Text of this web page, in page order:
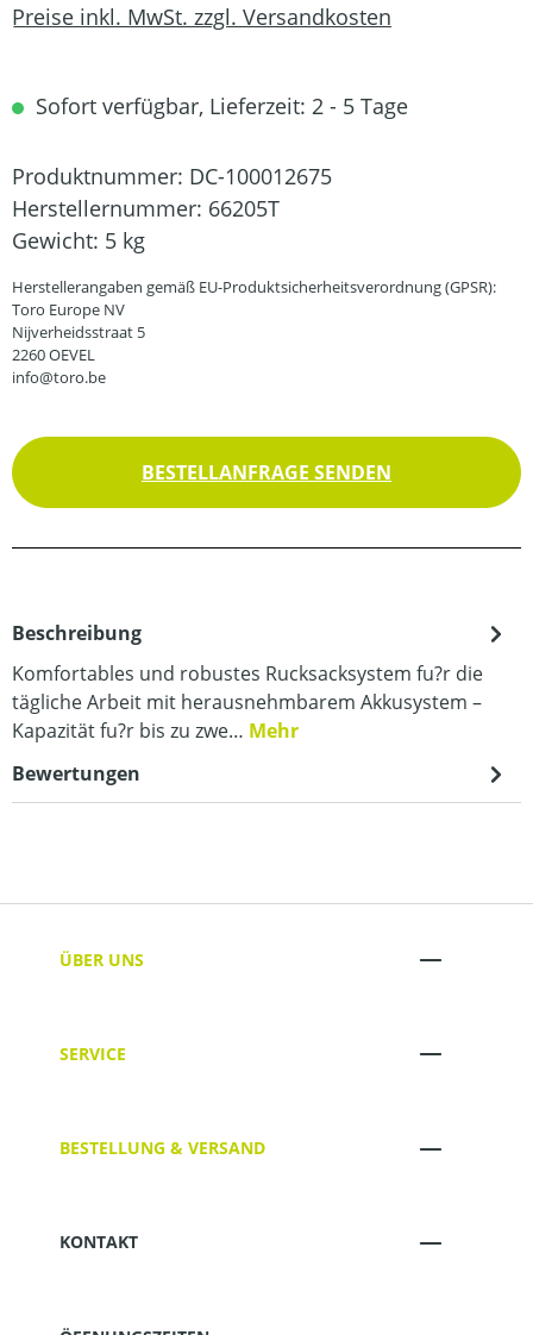
Preise inkl. MwSt. zzgl. Versandkosten
Sofort verfügbar, Lieferzeit: 2 - 5 Tage
Produktnummer: DC-100012675
Herstellernummer: 66205T
Gewicht: 5 kg
Herstellerangaben gemäß EU-Produktsicherheitsverordnung (GPSR):
Toro Europe NV
Nijverheidsstraat 5
2260 OEVEL
info@toro.be
BESTELLANFRAGE SENDEN
Beschreibung
Komfortables und robustes Rucksacksystem fu?r die
tägliche Arbeit mit herausnehmbarem Akkusystem –
Kapazität fu?r bis zu zwe… Mehr
Bewertungen
ÜBER UNS
SERVICE
BESTELLUNG & VERSAND
KONTAKT